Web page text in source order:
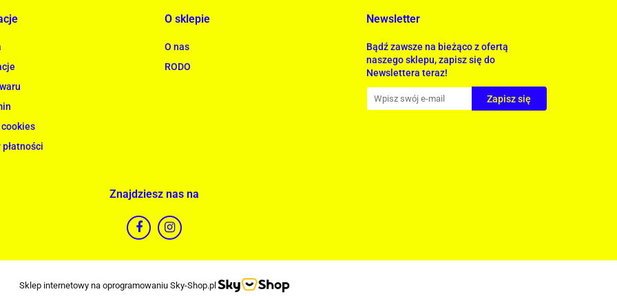
O sklepie
O nas
RODO
Newsletter
Bądź zawsze na bieżąco z ofertą
naszego sklepu, zapisz się do
Newslettera teraz!
Znajdziesz nas na
Sklep internetowy na oprogramowaniu Sky-Shop.pl